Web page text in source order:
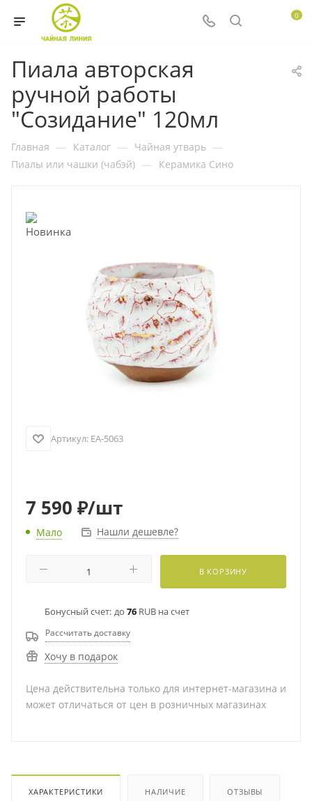
0
Пиала авторская
ручной работы
"Созидание" 120мл
Главная — Каталог — Чайная утварь —
Пиалы или чашки (чабэй) — Керамика Сино
Артикул: EA-5063
7 590 ₽/шт
Мало Нашли дешевле?
В КОРЗИНУ
Бонусный счет: до 76 RUB на счет
Рассчитать доставку
Хочу в подарок
Цена действительна только для интернет-магазина и
может отличаться от цен в розничных магазинах
ХАРАКТЕРИСТИКИ НАЛИЧИЕ ОТЗЫВЫ